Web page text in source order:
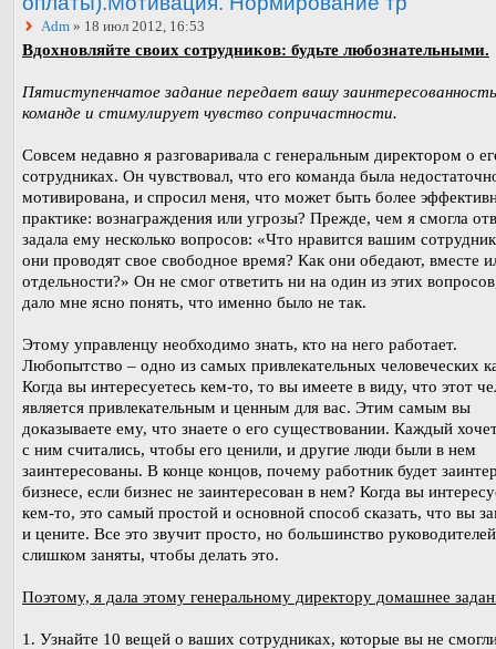
Adm » 18 июл 2012, 16:53
Вдохновляйте своих сотрудников: будьте любознательными.
Пятиступенчатое задание передает вашу
команде и стимулирует чувство сопричастности.
Совсем недавно я разговаривала с генеральным директором о
сотрудниках. Он чувствовал, что его команда была
мотивирована, и спросил меня, что может быть более
практике: вознаграждения или угрозы? Прежде, чем я смогла
задала ему несколько вопросов: «Что нравится вашим
они проводят свое свободное время? Как они обедают, вместе
отдельности?» Он не смог ответить ни на один из этих
дало мне ясно понять, что именно было не так.
Этому управленцу необходимо знать, кто на него работает.
Любопытство – одно из самых привлекательных человеческих
Когда вы интересуетесь кем-то, то вы имеете в виду, что этот
является привлекательным и ценным для вас. Этим самым вы
доказываете ему, что знаете о его существовании. Каждый
с ним считались, чтобы его ценили, и другие люди были в нем
заинтересованы. В конце концов, почему работник будет
бизнесе, если бизнес не заинтересован в нем? Когда вы
кем-то, это самый простой и основной способ сказать, что вы
и цените. Все это звучит просто, но большинство руководителей
слишком заняты, чтобы делать это.
Поэтому, я дала этому генеральному директору домашнее
1. Узнайте 10 вещей о ваших сотрудниках, которые вы не